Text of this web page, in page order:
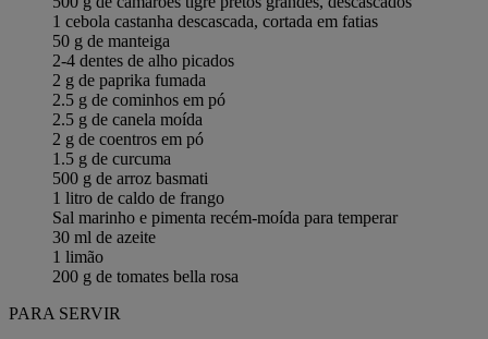
1 cebola castanha descascada, cortada em fatias
50 g de manteiga
2-4 dentes de alho picados
2 g de paprika fumada
2.5 g de cominhos em pó
2.5 g de canela moída
2 g de coentros em pó
1.5 g de curcuma
500 g de arroz basmati
1 litro de caldo de frango
Sal marinho e pimenta recém-moída para temperar
30 ml de azeite
1 limão
200 g de tomates bella rosa
PARA SERVIR